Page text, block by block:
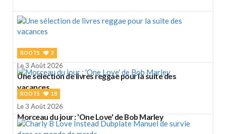
ROOTS 2
Le 3 Août 2026
Une sélection de livres reggae pour la suite des
vacances
ROOTS 18
Le 3 Août 2026
Morceau du jour : 'One Love' de Bob Marley